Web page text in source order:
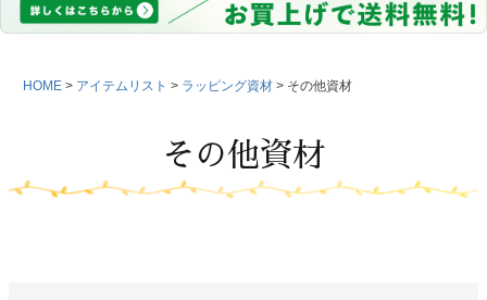
HOME アイテムリスト ラッピング資材 その他資材
その他資材